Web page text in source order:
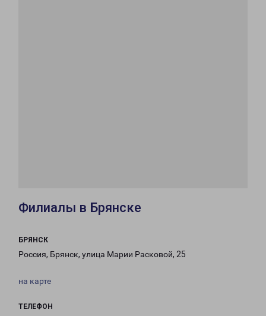
Филиалы в Брянске
БРЯНСК
Россия, Брянск, улица Марии Расковой, 25
на карте
ТЕЛЕФОН